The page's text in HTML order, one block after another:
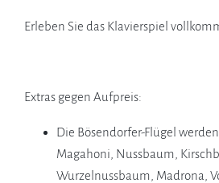
Erleben Sie das Klavierspiel
Extras gegen Aufpreis:
Die Bösendorfer-Flügel
Magahoni, Nussbaum,
Wurzelnussbaum, Madrona,